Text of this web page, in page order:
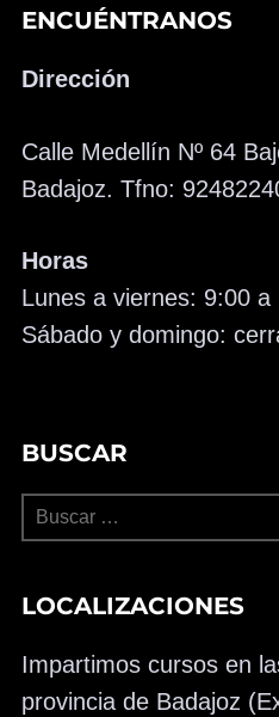
ENCUÉNTRANOS
Dirección
Calle Medellín Nº 64
Badajoz. Tfno:
Horas
Lunes a viernes: 9:00 a
Sábado y domingo:
BUSCAR
Buscar:
LOCALIZACIONES
Impartimos cursos en
provincia de Badajoz